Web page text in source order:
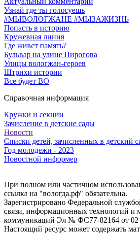
Узнай где ты голосуешь
#МЫВОЛОГЖАНЕ #МЫЗАЖИЗНЬ
Попасть в историю
Кружевная линия
Где живет память?
Бульвар на улице Пирогова
Улицы вологжан-героев
Штрихи истории
Все будет ВО
Справочная информация
Кружки и секции
Зачисление в детские сады
Новости
Списки детей, зачисленных в детский
Год молодежи - 2023
Новостной информер
При полном или частичном
ссылка на "вологда.рф" обязательна.
Зарегистрировано Федеральной
связи, информационных технологий и
коммуникаций Эл № ФС77-82164 от 02
Настоящий ресурс может содержать